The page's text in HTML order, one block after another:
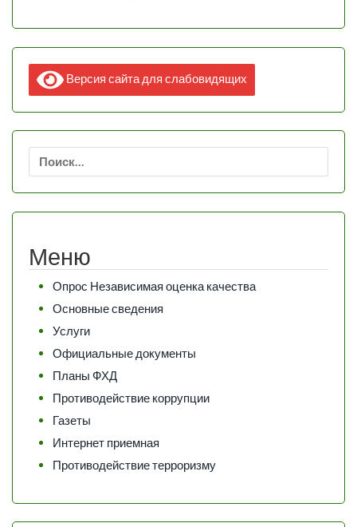
Версия сайта для слабовидящих
Найти:
Меню
Опрос Независимая оценка качества
Основные сведения
Услуги
Официальные документы
Планы ФХД
Противодействие коррупции
Газеты
Интернет приемная
Противодействие терроризму